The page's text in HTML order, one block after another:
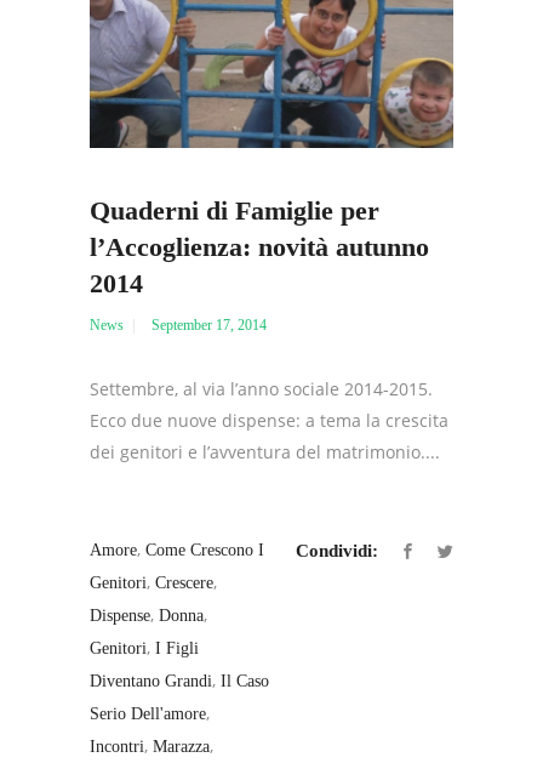
Quaderni di Famiglie per
l’Accoglienza: novità autunno
2014
News September 17, 2014
Settembre, al via l’anno sociale 2014-2015.
Ecco due nuove dispense: a tema la crescita
dei genitori e l’avventura del matrimonio....
Amore, Come Crescono I
Genitori, Crescere,
Dispense, Donna,
Genitori, I Figli
Diventano Grandi, Il Caso
Serio Dell'amore,
Incontri, Marazza,
Condividi: